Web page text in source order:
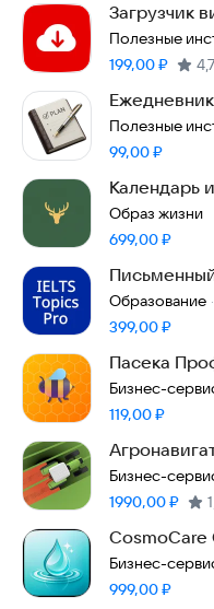
Загрузчик
рекламы
Полезные
Цена:
199,00₽ 4,7
Полезные
Цена:
99,00₽
Календарь
Образ жизни
Цена:
699,00₽
Запас Pro
Образование ·
Цена:
399,00₽
Пасека
Бизнес-
Цена:
119,00₽
Бизнес-
Цена:
1990,00₽
CosmoCare
Бизнес-
Цена:
999,00₽